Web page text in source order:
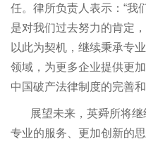
任。律所负责人表示：“我
是对我们过去努力的肯定
以此为契机，继续秉承专
领域，为更多企业提供更
中国破产法律制度的完善
展望未来，英舜所将继
专业的服务、更加创新的